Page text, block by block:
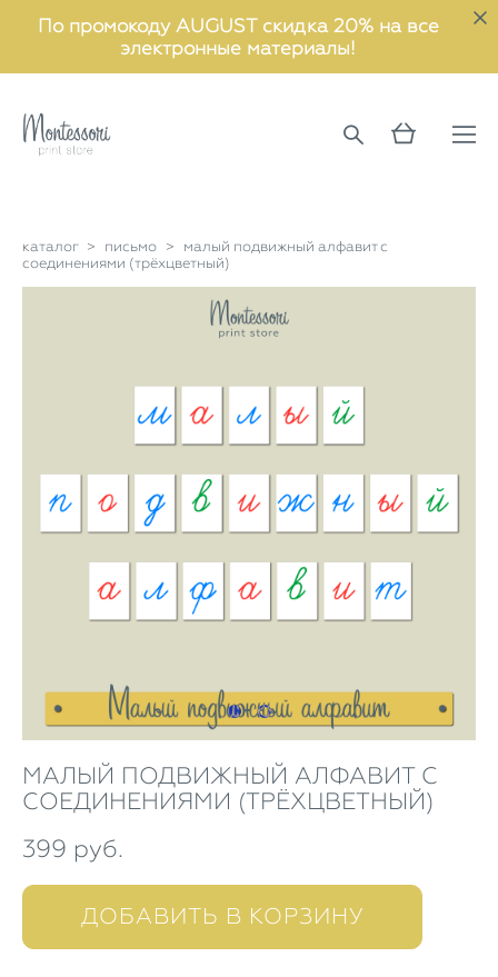
По промокоду AUGUST скидка 20% на все
электронные материалы!
каталог > письмо >
малый подвижный алфавит с
соединениями (трёхцветный)
МАЛЫЙ ПОДВИЖНЫЙ АЛФАВИТ С
СОЕДИНЕНИЯМИ (ТРЁХЦВЕТНЫЙ)
399 pуб.
ДОБАВИТЬ В КОРЗИНУ